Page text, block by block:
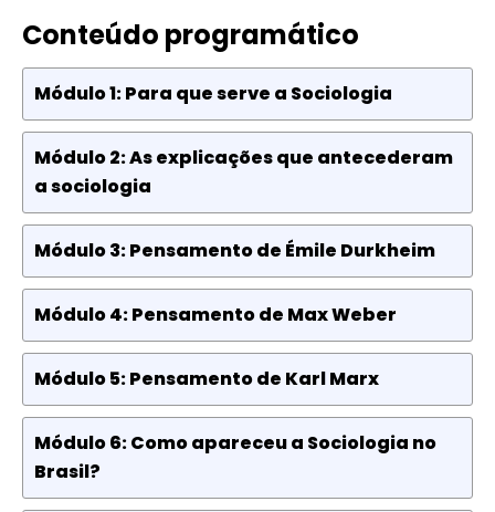
Conteúdo programático
Módulo 1: Para que serve a Sociologia
Módulo 2: As explicações que antecederam
a sociologia
Módulo 3: Pensamento de Émile Durkheim
Módulo 4: Pensamento de Max Weber
Módulo 5: Pensamento de Karl Marx
Módulo 6: Como apareceu a Sociologia no
Brasil?